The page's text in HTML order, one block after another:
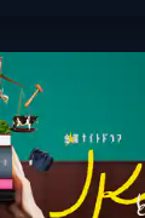
欺師の甘い罠
げ句、捨てられ
護士事務所」に
香は婚約者の定岡
は、紀香が貢いだ
岡に会うが…。